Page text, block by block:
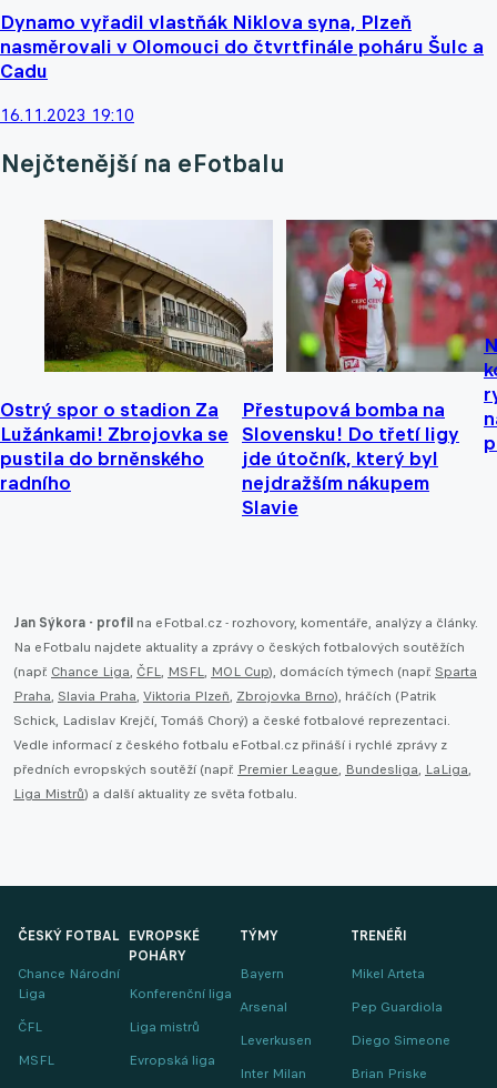
Dynamo vyřadil vlastňák Niklova syna, Plzeň
nasměrovali v Olomouci do čtvrtfinále poháru Šulc a
Cadu
16.11.2023 19:10
Nejčtenější na eFotbalu
Ostrý spor o stadion Za
Lužánkami! Zbrojovka se
pustila do brněnského
radního
Přestupová bomba na
Slovensku! Do třetí ligy
jde útočník, který byl
nejdražším nákupem
Slavie
Jan Sýkora - profil na eFotbal.cz - rozhovory, komentáře, analýzy a články.
Na eFotbalu najdete aktuality a zprávy o českých fotbalových soutěžích
(např. Chance Liga, ČFL, MSFL, MOL Cup), domácích týmech (např. Sparta
Praha, Slavia Praha, Viktoria Plzeň, Zbrojovka Brno), hráčích (Patrik
Schick, Ladislav Krejčí, Tomáš Chorý) a české fotbalové reprezentaci.
Vedle informací z českého fotbalu eFotbal.cz přináší i rychlé zprávy z
předních evropských soutěží (např. Premier League, Bundesliga, LaLiga,
Liga Mistrů) a další aktuality ze světa fotbalu.
ČESKÝ FOTBAL
Chance Národní
Liga
ČFL
MSFL
EVROPSKÉ
POHÁRY
Konferenční liga
Liga mistrů
Evropská liga
TÝMY
Bayern
Arsenal
Leverkusen
Inter Milan
TRENÉŘI
Mikel Arteta
Pep Guardiola
Diego Simeone
Brian Priske